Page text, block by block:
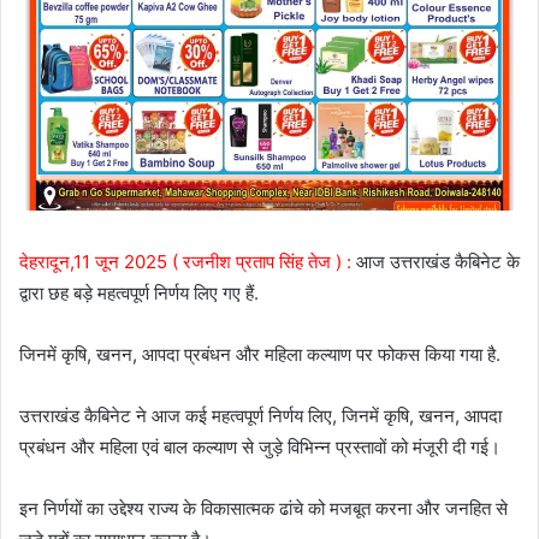
देहरादून,11 जून 2025 ( रजनीश प्रताप सिंह तेज ) : आज उत्तराखंड कैबिनेट के
द्वारा छह बड़े महत्वपूर्ण निर्णय लिए गए हैं.
जिनमें कृषि, खनन, आपदा प्रबंधन और महिला कल्याण पर फोकस किया गया है.
उत्तराखंड कैबिनेट ने आज कई महत्वपूर्ण निर्णय लिए, जिनमें कृषि, खनन, आपदा
प्रबंधन और महिला एवं बाल कल्याण से जुड़े विभिन्न प्रस्तावों को मंजूरी दी गई।
इन निर्णयों का उद्देश्य राज्य के विकासात्मक ढांचे को मजबूत करना और जनहित से